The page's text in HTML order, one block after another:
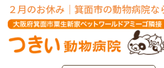
２月のお休み｜箕⾯市の動物病院